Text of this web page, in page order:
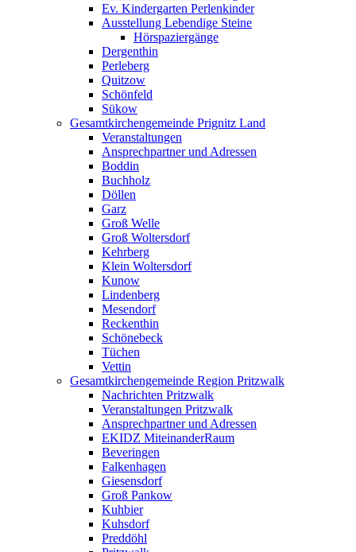
Ev. Kindergarten Perlenkinder
Ausstellung Lebendige Steine
Hörspaziergänge
Dergenthin
Perleberg
Quitzow
Schönfeld
Sükow
Gesamtkirchengemeinde Prignitz Land
Veranstaltungen
Ansprechpartner und Adressen
Boddin
Buchholz
Döllen
Garz
Groß Welle
Groß Woltersdorf
Kehrberg
Klein Woltersdorf
Kunow
Lindenberg
Mesendorf
Reckenthin
Schönebeck
Tüchen
Vettin
Gesamtkirchengemeinde Region Pritzwalk
Nachrichten Pritzwalk
Veranstaltungen Pritzwalk
Ansprechpartner und Adressen
EKIDZ MiteinanderRaum
Beveringen
Falkenhagen
Giesensdorf
Groß Pankow
Kuhbier
Kuhsdorf
Preddöhl